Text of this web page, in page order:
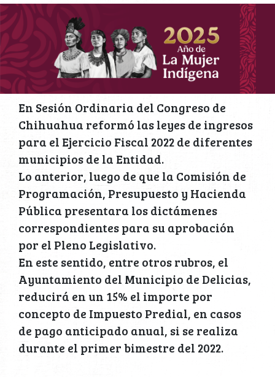
En Sesión Ordinaria del Congreso de
Chihuahua reformó las leyes de ingresos
para el Ejercicio Fiscal 2022 de diferentes
municipios de la Entidad.
Lo anterior, luego de que la Comisión de
Programación, Presupuesto y Hacienda
Pública presentara los dictámenes
correspondientes para su aprobación
por el Pleno Legislativo.
En este sentido, entre otros rubros, el
Ayuntamiento del Municipio de Delicias,
reducirá en un 15% el importe por
concepto de Impuesto Predial, en casos
de pago anticipado anual, si se realiza
durante el primer bimestre del 2022.